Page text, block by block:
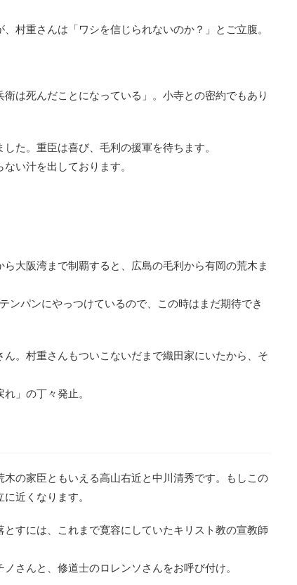
村重さんは「ワシを信じられないのか？」とご立腹。
は死んだことになっている」。小寺との密約でもあり
た。重臣は喜び、毛利の援軍を待ちます。
い汁を出しております。
大阪湾まで制覇すると、広島の毛利から有岡の荒木ま
ンパンにやっつけているので、この時はまだ期待でき
。村重さんもついこないだまで織田家にいたから、そ
」の丁々発止。
の家臣ともいえる高山右近と中川清秀です。もしこの
近くなります。
すには、これまで寛容にしていたキリスト教の宣教師
さんと、修道士のロレンソさんをお呼び付け。